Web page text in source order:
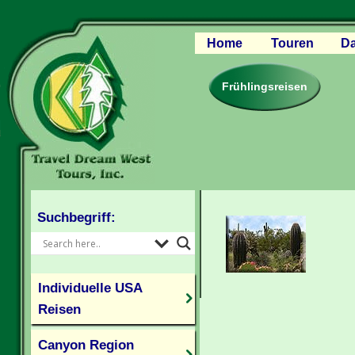
Home
Touren
Canyon Region
Rocky
Pazifischer
Frühlingsreisen
Suchbegriff:
Individuelle USA
Reisen
Canyon Region